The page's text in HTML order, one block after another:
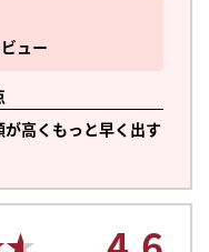
ュー
高くもっと早く出す